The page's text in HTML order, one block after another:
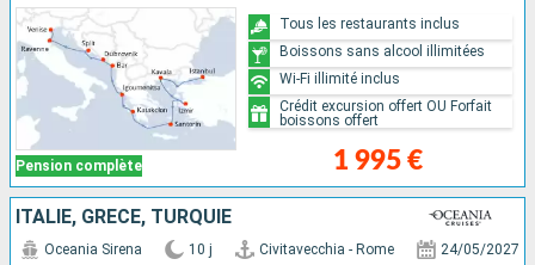
Pension complète 1 995 €
Tous les restaurants inclus
Boissons sans alcool illimitées
Wi-Fi illimité inclus
Crédit excursion offert OU Forfait
boissons offert
ITALIE, GRÈCE, TURQUIE
Oceania Sirena 10 j Civitavecchia - Rome 24/05/2027